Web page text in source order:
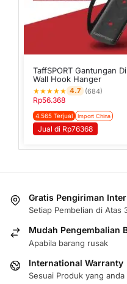
TaffSPORT Gantungan
Wall Hook Hanger
★★★★★ 4.7 (684)
Rp56.368
4.565 Terjual Import China
Jual di Rp76368
Gratis Pengiriman
Setiap Pembelian di Atas
Mudah Pengembalian
Apabila barang rusak
International Warranty
Sesuai Produk yang anda